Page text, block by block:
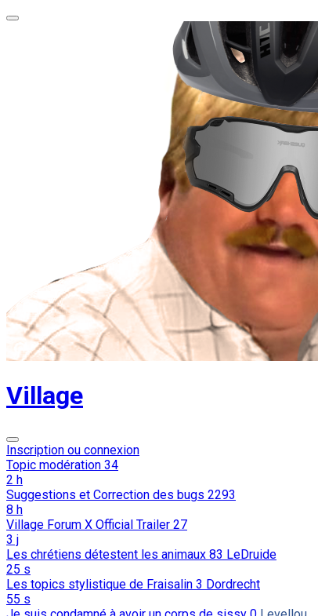
Village
Inscription ou connexion
Topic modération 34
2 h
Suggestions et Correction des bugs 2293
8 h
Village Forum X Official Trailer 27
3 j
Les chrétiens détestent les animaux 83 LeDruide
25 s
Les topics stylistique de Fraisalin 3 Dordrecht
55 s